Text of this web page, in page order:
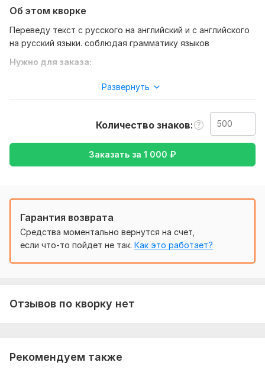
Об этом кворке
Переведу текст с русского на английский и с английского
на русский языки. соблюдая грамматику языков
Нужно для заказа:
- ваши пожелания и нюансы, которые хотите добавить в
Тематика:
Образование и наука,Строительство, Туризм и
с Английского на Русский
Объем услуги в кворке: 500 знаков
Развернуть
Количество знаков
Заказать за 1 000 ₽
Гарантия возврата
Средства моментально вернутся на счет,
если что-то пойдет не так. Как это работает?
Отзывов по кворку нет
Рекомендуем также